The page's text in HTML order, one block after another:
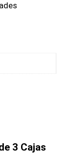
3 Cajas